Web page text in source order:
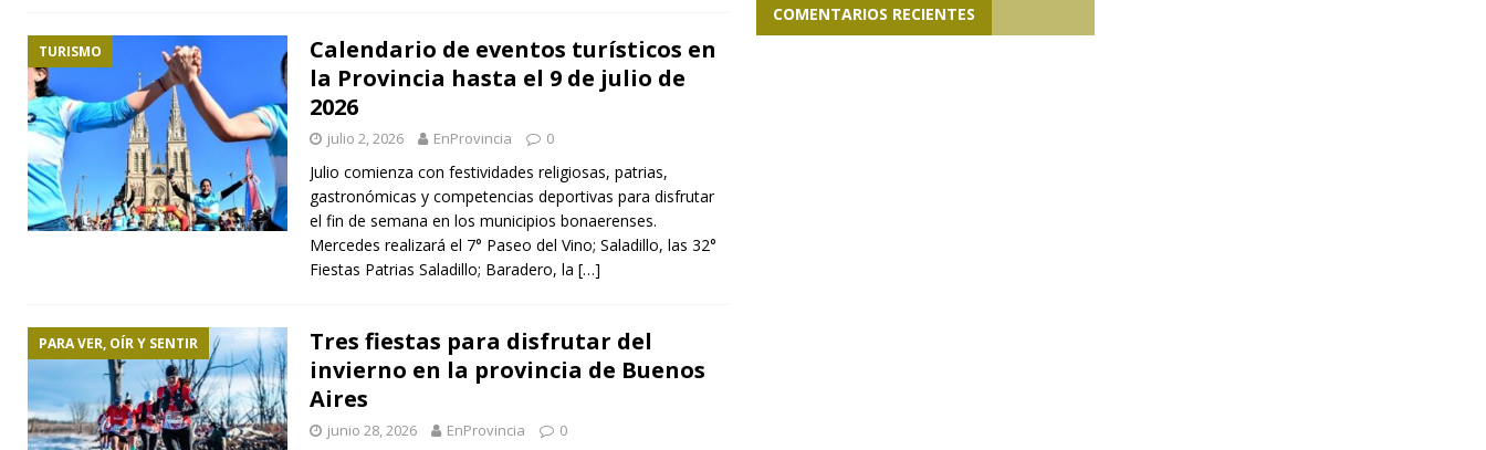
TURISMO
Calendario de eventos turísticos en
la Provincia hasta el 9 de julio de
2026
julio 2, 2026 EnProvincia 0
Julio comienza con festividades religiosas, patrias,
gastronómicas y competencias deportivas para disfrutar
el fin de semana en los municipios bonaerenses.
Mercedes realizará el 7° Paseo del Vino; Saladillo, las 32°
Fiestas Patrias Saladillo; Baradero, la […]
PARA VER, OÍR Y SENTIR
Tres fiestas para disfrutar del
invierno en la provincia de Buenos
Aires
junio 28, 2026 EnProvincia 0
COMENTARIOS RECIENTES